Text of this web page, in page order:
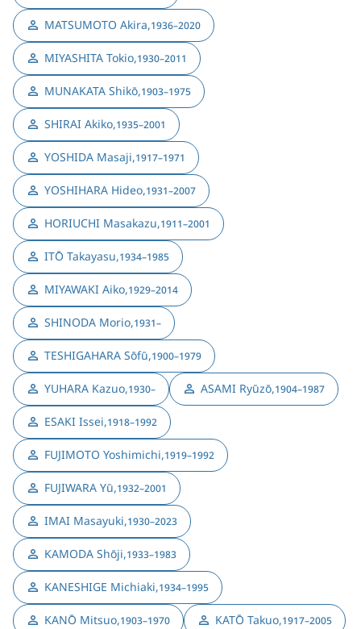
MATSUMOTO Akira,1936–2020
MIYASHITA Tokio,1930–2011
MUNAKATA Shikō,1903–1975
SHIRAI Akiko,1935–2001
YOSHIDA Masaji,1917–1971
YOSHIHARA Hideo,1931–2007
HORIUCHI Masakazu,1911–2001
ITŌ Takayasu,1934–1985
MIYAWAKI Aiko,1929–2014
SHINODA Morio,1931–
TESHIGAHARA Sōfū,1900–1979
YUHARA Kazuo,1930– ASAMI Ryūzō,1904–1987
ESAKI Issei,1918–1992
FUJIMOTO Yoshimichi,1919–1992
FUJIWARA Yū,1932–2001
IMAI Masayuki,1930–2023
KAMODA Shōji,1933–1983
KANESHIGE Michiaki,1934–1995
KANŌ Mitsuo,1903–1970 KATŌ Takuo,1917–2005